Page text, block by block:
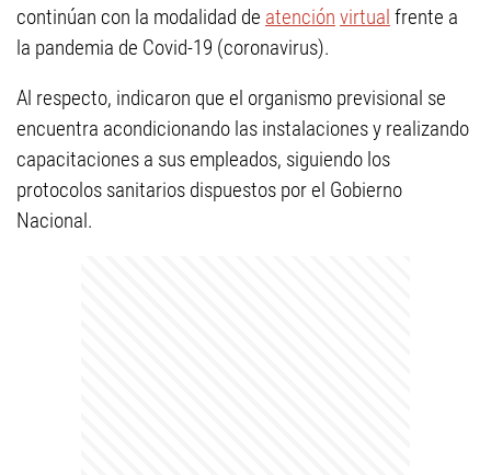
continúan con la modalidad de atención virtual frente a
la pandemia de Covid-19 (coronavirus).
Al respecto, indicaron que el organismo previsional se
encuentra acondicionando las instalaciones y realizando
capacitaciones a sus empleados, siguiendo los
protocolos sanitarios dispuestos por el Gobierno
Nacional.